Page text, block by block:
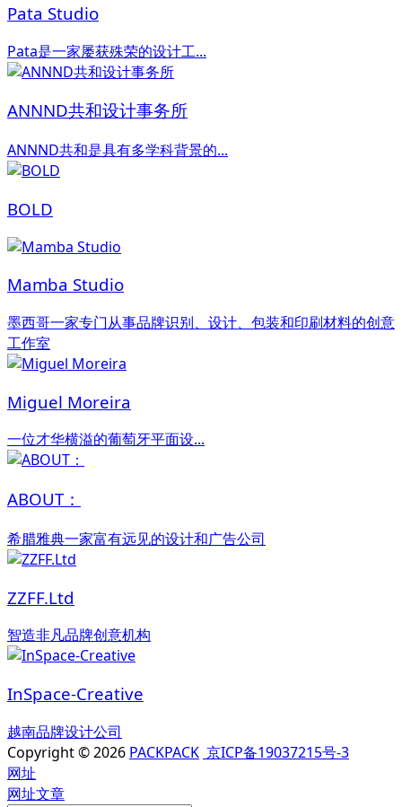
Pata Studio
Pata是一家屡获殊荣的设计工...
ANNND共和设计事务所
ANNND共和是具有多学科背景的...
BOLD
Mamba Studio
墨西哥一家专门从事品牌识别、设计、包装和印刷材料的创意
工作室
Miguel Moreira
一位才华横溢的葡萄牙平面设...
ABOUT：
希腊雅典一家富有远见的设计和广告公司
ZZFF.Ltd
智造非凡品牌创意机构
InSpace-Creative
越南品牌设计公司
Copyright © 2026 PACKPACK 京ICP备19037215号-3
网址
网址文章